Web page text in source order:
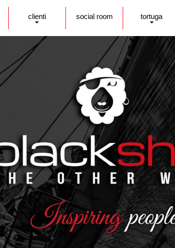
clienti social room tortuga